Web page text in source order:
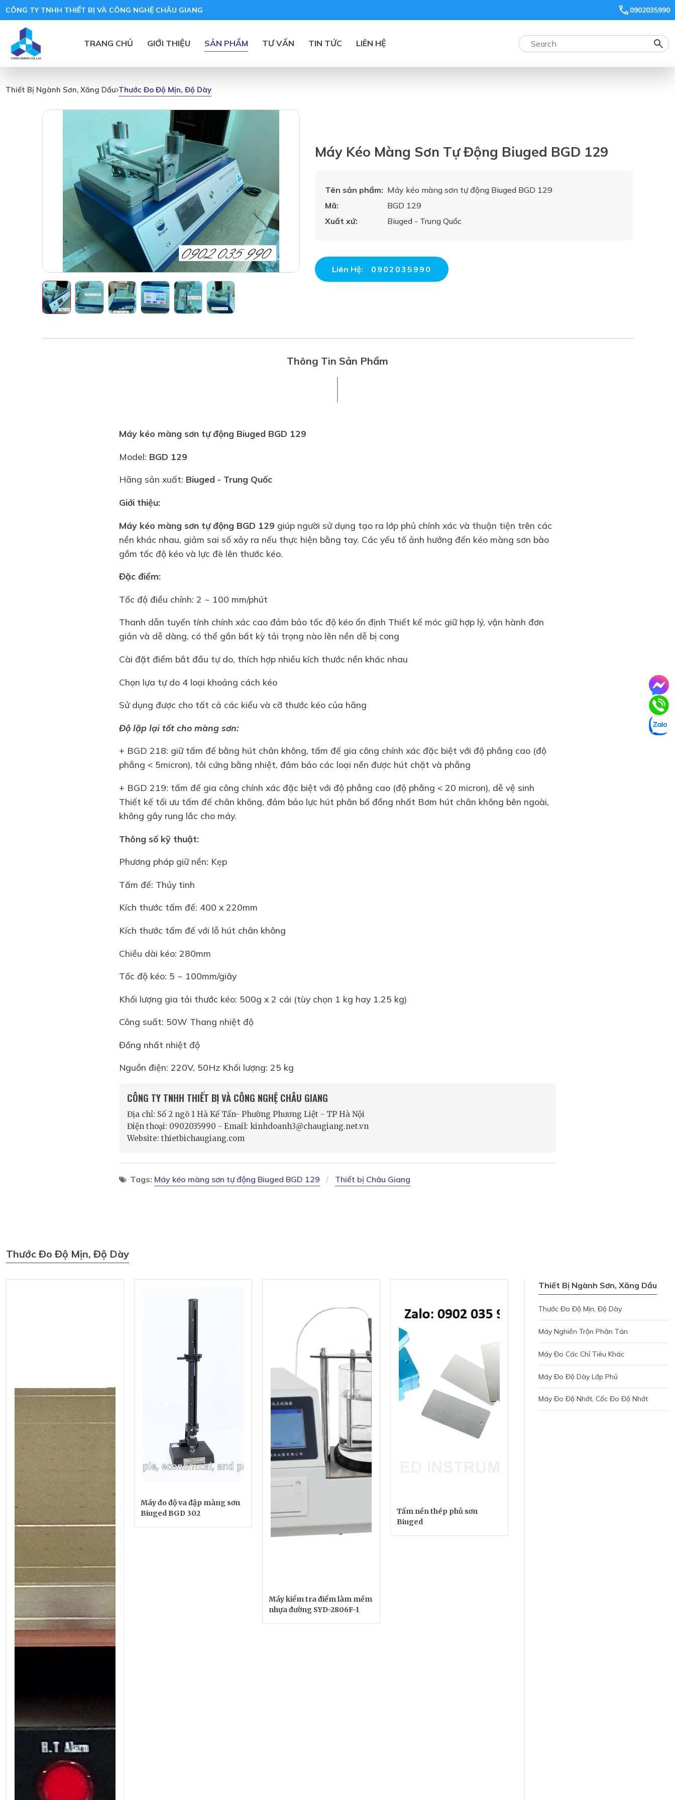
CÔNG TY TNHH THIẾT BỊ VÀ CÔNG NGHỆ CHÂU GIANG 0902035990
TRANG CHỦ GIỚI THIỆU SẢN PHẨM TƯ VẤN TIN TỨC LIÊN HỆ
Thiết Bị Ngành Sơn, Xăng Dầu Thước Đo Độ Mịn, Độ Dày
Máy Kéo Màng Sơn Tự Động Biuged BGD 129
Tên sản phẩm: Máy kéo màng sơn tự động Biuged BGD 129
Mã:
BGD 129
Xuất xứ:
Biuged - Trung Quốc
Liên Hệ: 0902035990
Thông Tin Sản Phẩm
Máy kéo màng sơn tự động Biuged BGD 129
Model: BGD 129
Hãng sản xuất: Biuged - Trung Quốc
Giới thiệu:
Máy kéo màng sơn tự động BGD 129 giúp người sử dụng tạo ra lớp phủ chính xác và thuận tiện trên các
nền khác nhau, giảm sai số xảy ra nếu thực hiện bằng tay. Các yếu tố ảnh hưởng đến kéo màng sơn bào
gồm tốc độ kéo và lực đè lên thước kéo.
Đặc điểm:
Tốc độ điều chỉnh: 2 ~ 100 mm/phút
Thanh dẫn tuyến tính chính xác cao đảm bảo tốc độ kéo ổn định Thiết kế móc giữ hợp lý, vận hành đơn
giản và dễ dàng, có thể gắn bất kỳ tải trọng nào lên nền dễ bị cong
Cài đặt điểm bắt đầu tự do, thích hợp nhiều kích thước nền khác nhau
Chọn lựa tự do 4 loại khoảng cách kéo
Sử dụng được cho tất cả các kiểu và cỡ thước kéo của hãng
Độ lặp lại tốt cho màng sơn:
+ BGD 218: giữ tấm đế bằng hút chân không, tấm đế gia công chính xác đặc biệt với độ phẳng cao (độ
phẳng < 5micron), tôi cứng bằng nhiệt, đảm bảo các loại nền được hút chặt và phẳng
+ BGD 219: tấm đế gia công chính xác đặc biệt với độ phẳng cao (độ phẳng < 20 micron), dễ vệ sinh
Thiết kế tối ưu tấm đế chân không, đảm bảo lực hút phân bố đồng nhất Bơm hút chân không bên ngoài,
không gây rung lắc cho máy.
Thông số kỹ thuật:
Phương pháp giữ nền: Kẹp
Tấm đế: Thủy tinh
Kích thước tấm đế: 400 x 220mm
Kích thước tấm đế với lỗ hút chân không
Chiều dài kéo: 280mm
Tốc độ kéo: 5 ~ 100mm/giây
Khối lượng gia tải thước kéo: 500g x 2 cái (tùy chọn 1 kg hay 1.25 kg)
Công suất: 50W Thang nhiệt độ
Đồng nhất nhiệt độ
Nguồn điện: 220V, 50Hz Khối lượng: 25 kg
CÔNG TY TNHH THIẾT BỊ VÀ CÔNG NGHỆ CHÂU GIANG
Địa chỉ: Số 2 ngõ 1 Hà Kế Tấn- Phường Phương Liệt - TP Hà Nội
Điện thoại: 0902035990 - Email: kinhdoanh3@chaugiang.net.vn
Website: thietbichaugiang.com
Tags: Máy kéo màng sơn tự động Biuged BGD 129 Thiết bị Châu Giang
Thước Đo Độ Mịn, Độ Dày
Máy đo độ va đập màng sơn
Biuged BGD 302
Máy kiểm tra điểm làm mềm
nhựa đường SYD-2806F-1
Tấm nền thép phủ sơn
Biuged
Thiết Bị Ngành Sơn, Xăng Dầu
Thước Đo Độ Mịn, Độ Dày
Máy Nghiền Trộn Phân Tán
Máy Đo Các Chỉ Tiêu Khác
Máy Đo Độ Dày Lớp Phủ
Máy Đo Độ Nhớt, Cốc Đo Độ Nhớt